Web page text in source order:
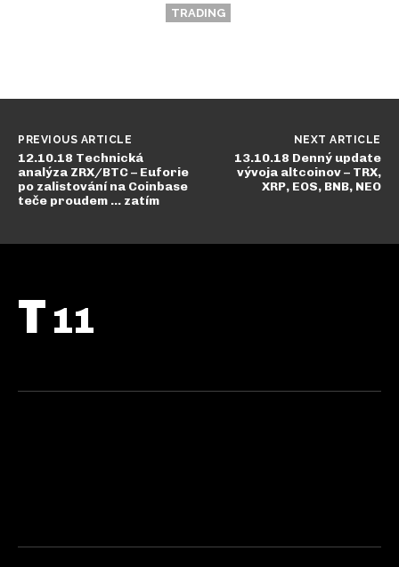
TRADING
PREVIOUS ARTICLE
12.10.18 Technická
analýza ZRX/BTC – Euforie
po zalistování na Coinbase
teče proudem … zatím
NEXT ARTICLE
13.10.18 Denný update
vývoja altcoinov – TRX,
XRP, EOS, BNB, NEO
T 11